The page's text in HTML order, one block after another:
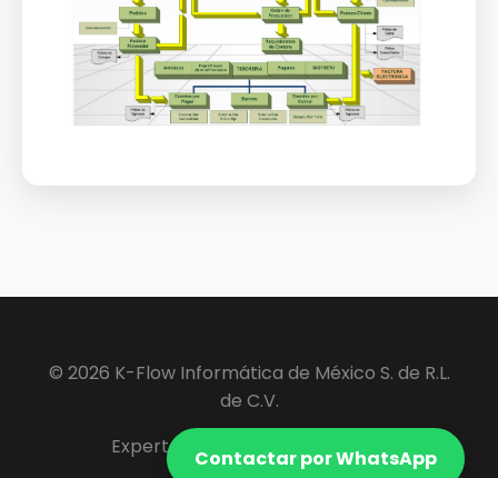
Contactar por WhatsApp
© 2026 K-Flow Informática de México S. de R.L.
de C.V.
Expertos en Software ERP y VIP.